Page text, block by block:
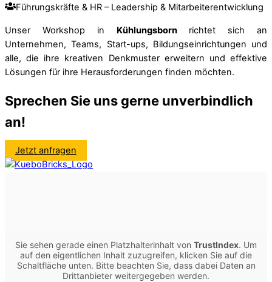
Führungskräfte & HR – Leadership & Mitarbeiterentwicklung
Unser Workshop in Kühlungsbornrichtet sich an
Unternehmen, Teams, Start-ups, Bildungseinrichtungen und
alle, die ihre kreativen Denkmuster erweitern und effektive
Lösungen für ihre Herausforderungen finden möchten.
Sprechen Sie uns gerne unverbindlich
an!
Jetzt anfragen
Sie sehen gerade einen Platzhalterinhalt von TrustIndex. Um
auf den eigentlichen Inhalt zuzugreifen, klicken Sie auf die
Schaltfläche unten. Bitte beachten Sie, dass dabei Daten an
Drittanbieter weitergegeben werden.